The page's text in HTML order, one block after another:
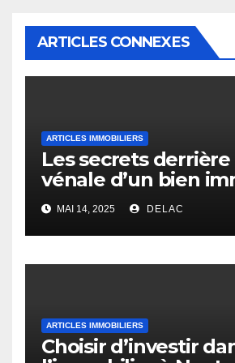
ARTICLES CONNEXES
ARTICLES IMMOBILIERS
Les secrets
vénale d’un bien
MAI 14, 2025 DELAC
ARTICLES IMMOBILIERS
Choisir d’investir